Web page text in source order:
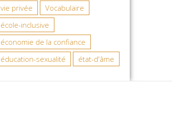
vie privée
Vocabulaire
école-inclusive
économie de la confiance
éducation-sexualité
état-d'âme